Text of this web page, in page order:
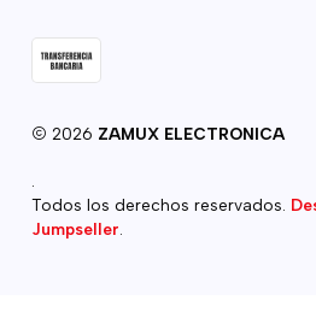
2026 ZAMUX ELECTRONICA
Todos los derechos reservados.
Jumpseller